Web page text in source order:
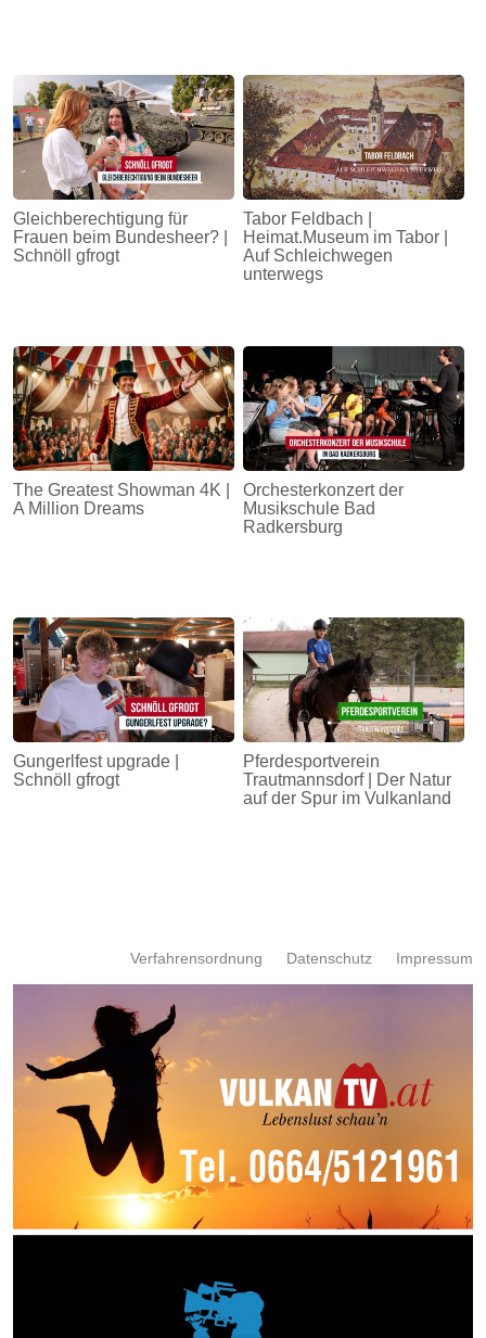
Gleichberechtigung für
Frauen beim Bundesheer? |
Schnöll gfrogt
Tabor Feldbach |
Heimat.Museum im Tabor |
Auf Schleichwegen
unterwegs
The Greatest Showman 4K |
A Million Dreams
Orchesterkonzert der
Musikschule Bad
Radkersburg
Gungerlfest upgrade |
Schnöll gfrogt
Pferdesportverein
Trautmannsdorf | Der Natur
auf der Spur im Vulkanland
Impressum
Datenschutz
Verfahrensordnung